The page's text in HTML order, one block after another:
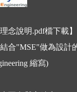
理念說明.pdf檔下載 】
合"MSE"做為設計
縮寫)